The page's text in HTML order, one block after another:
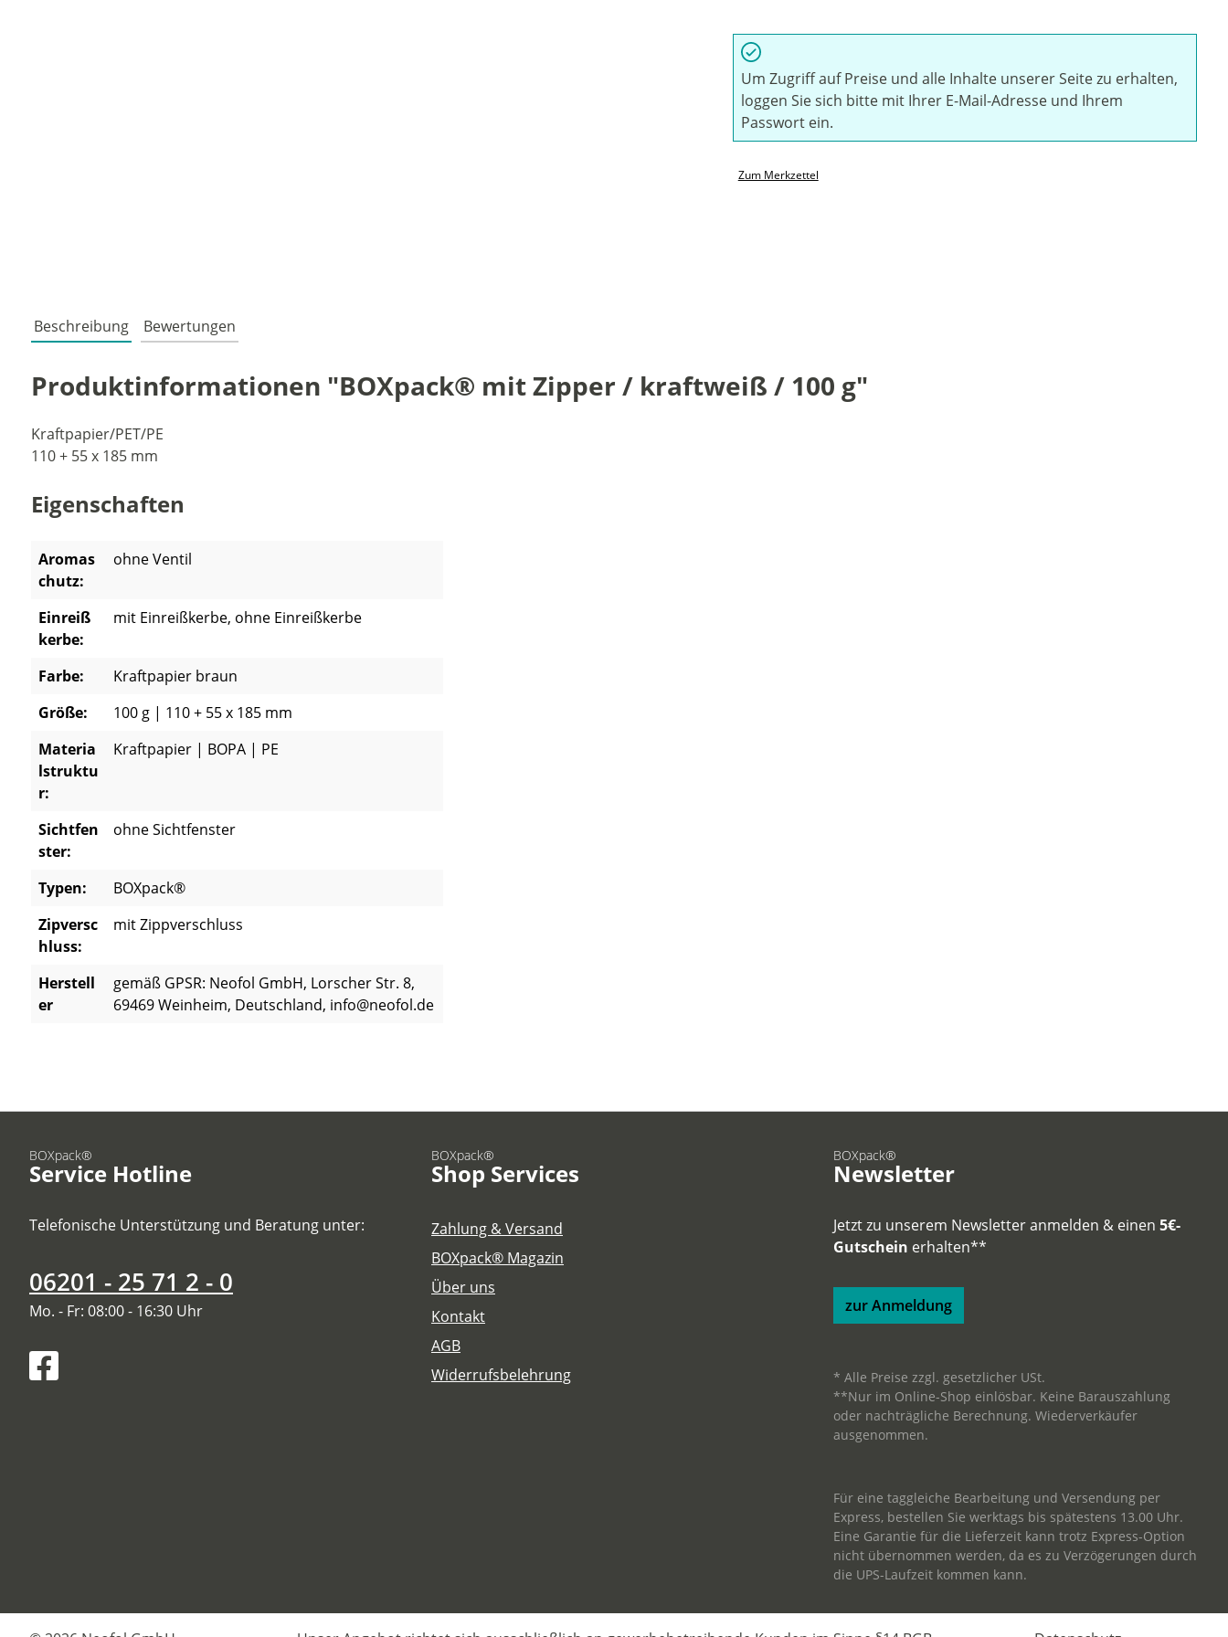
Um Zugriff auf Preise und alle Inhalte unserer Seite zu erhalten,
loggen Sie sich bitte mit Ihrer E-Mail-Adresse und Ihrem
Passwort ein.
Zum Merkzettel
Beschreibung Bewertungen
Produktinformationen "BOXpack® mit Zipper / kraftweiß / 100 g"
Kraftpapier/PET/PE
110 + 55 x 185 mm
Eigenschaften
Aromas
chutz:
ohne Ventil
Einreiß
kerbe:
mit Einreißkerbe, ohne Einreißkerbe
Farbe:
Kraftpapier braun
Größe:
100 g | 110 + 55 x 185 mm
Materia
lstruktu
r:
Kraftpapier | BOPA | PE
Sichtfen
ster:
ohne Sichtfenster
Typen:
BOXpack®
Zipversc
hluss:
mit Zippverschluss
Herstell
er
gemäß GPSR: Neofol GmbH, Lorscher Str. 8,
69469 Weinheim, Deutschland, info@neofol.de
BOXpack®
Service Hotline
Telefonische Unterstützung und Beratung unter:
06201 - 25 71 2 - 0
Mo. - Fr: 08:00 - 16:30 Uhr
BOXpack®
Shop Services
Zahlung & Versand
BOXpack® Magazin
Über uns
Kontakt
AGB
Widerrufsbelehrung
BOXpack®
Newsletter
Jetzt zu unserem Newsletter anmelden & einen 5€-
Gutschein erhalten**
zur Anmeldung
* Alle Preise zzgl. gesetzlicher USt.
**Nur im Online-Shop einlösbar. Keine Barauszahlung
oder nachträgliche Berechnung. Wiederverkäufer
ausgenommen.
Für eine taggleiche Bearbeitung und Versendung per
Express, bestellen Sie werktags bis spätestens 13.00 Uhr.
Eine Garantie für die Lieferzeit kann trotz Express-Option
nicht übernommen werden, da es zu Verzögerungen durch
die UPS-Laufzeit kommen kann.